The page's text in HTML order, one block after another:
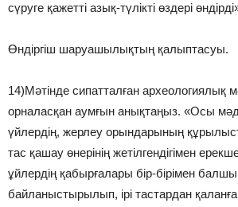
сүруге қажетті азық-түлікті өздері
Өндіргіш шаруашылықтың қалыптасуы.
14)Мәтінде сипатталған археологиялық
орналасқан аумғын анықтаңыз. «Осы
үйлердің, жерлеу орындарының
тас қашау өнерінің жетілгендігімен
ұйлердің қабырғалары бір-бірімен
байланыстырылып, ірі тастардан